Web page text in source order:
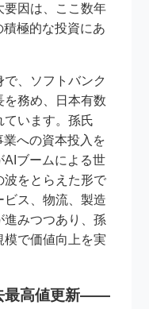
要因は、ここ数年
極的な投資にあ
、ソフトバンク
を務め、日本有数
ています。孫氏
への資本投入を
AIブームによる世
波をとらえた形で
ス、物流、製造
進みつつあり、孫
模で価値向上を実
最高値更新――